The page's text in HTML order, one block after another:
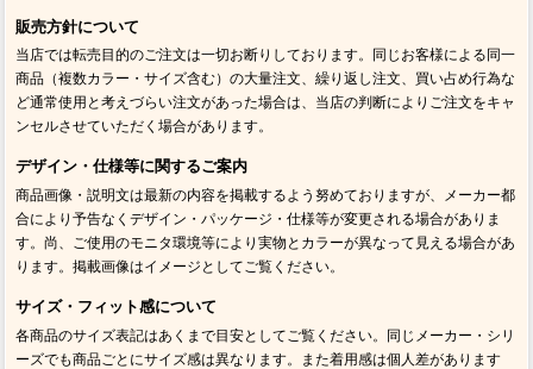
販売方針について
当店では転売目的のご注文は一切お断りしております。同じお客様による同一
商品（複数カラー・サイズ含む）の大量注文、繰り返し注文、買い占め行為な
ど通常使用と考えづらい注文があった場合は、当店の判断によりご注文をキャ
ンセルさせていただく場合があります。
デザイン・仕様等に関するご案内
商品画像・説明文は最新の内容を掲載するよう努めておりますが、メーカー都
合により予告なくデザイン・パッケージ・仕様等が変更される場合がありま
す。尚、ご使用のモニタ環境等により実物とカラーが異なって見える場合があ
ります。掲載画像はイメージとしてご覧ください。
サイズ・フィット感について
各商品のサイズ表記はあくまで目安としてご覧ください。同じメーカー・シリ
ーズでも商品ごとにサイズ感は異なります。また着用感は個人差があります